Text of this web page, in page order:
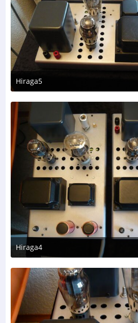
Hiraga5
2. August 2026 um 10:13
Hiraga4
2. August 2026 um 10:13